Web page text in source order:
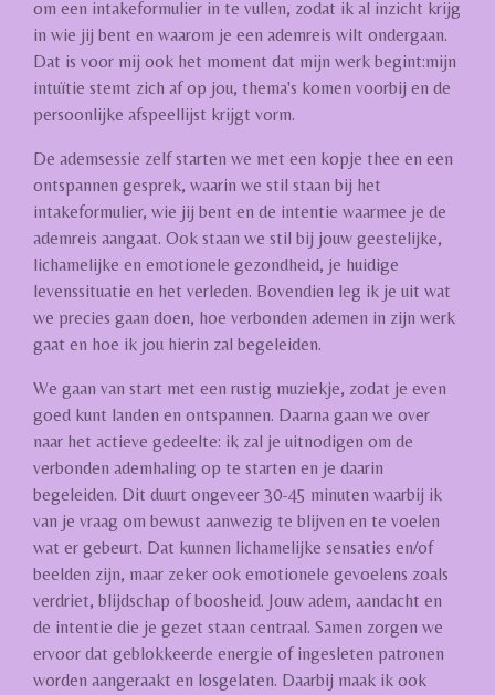
om een intakeformulier in te vullen, zodat ik al inzicht krijg
in wie jij bent en waarom je een ademreis wilt ondergaan.
Dat is voor mij ook het moment dat mijn werk begint:mijn
intuïtie stemt zich af op jou, thema's komen voorbij en de
persoonlijke afspeellijst krijgt vorm.
De ademsessie zelf starten we met een kopje thee en een
ontspannen gesprek, waarin we stil staan bij het
intakeformulier, wie jij bent en de intentie waarmee je de
ademreis aangaat. Ook staan we stil bij jouw geestelijke,
lichamelijke en emotionele gezondheid, je huidige
levenssituatie en het verleden. Bovendien leg ik je uit wat
we precies gaan doen, hoe verbonden ademen in zijn werk
gaat en hoe ik jou hierin zal begeleiden.
We gaan van start met een rustig muziekje, zodat je even
goed kunt landen en ontspannen. Daarna gaan we over
naar het actieve gedeelte: ik zal je uitnodigen om de
verbonden ademhaling op te starten en je daarin
begeleiden. Dit duurt ongeveer 30-45 minuten waarbij ik
van je vraag om bewust aanwezig te blijven en te voelen
wat er gebeurt. Dat kunnen lichamelijke sensaties en/of
beelden zijn, maar zeker ook emotionele gevoelens zoals
verdriet, blijdschap of boosheid. Jouw adem, aandacht en
de intentie die je gezet staan centraal. Samen zorgen we
ervoor dat geblokkeerde energie of ingesleten patronen
worden aangeraakt en losgelaten. Daarbij maak ik ook